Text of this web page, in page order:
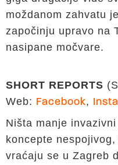
moždanom zahvatu
započinju upravo na
nasipane močvare.
SHORT REPORTS
Web: Facebook,
Ništa manje
koncepte
vraćaju se u Zagreb